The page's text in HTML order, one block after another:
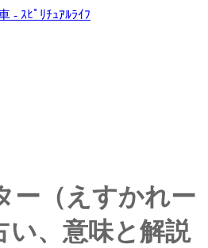
- ｽﾋﾟﾘﾁｭｱﾙﾗｲﾌ
ー（えすかれー
い、意味と解説